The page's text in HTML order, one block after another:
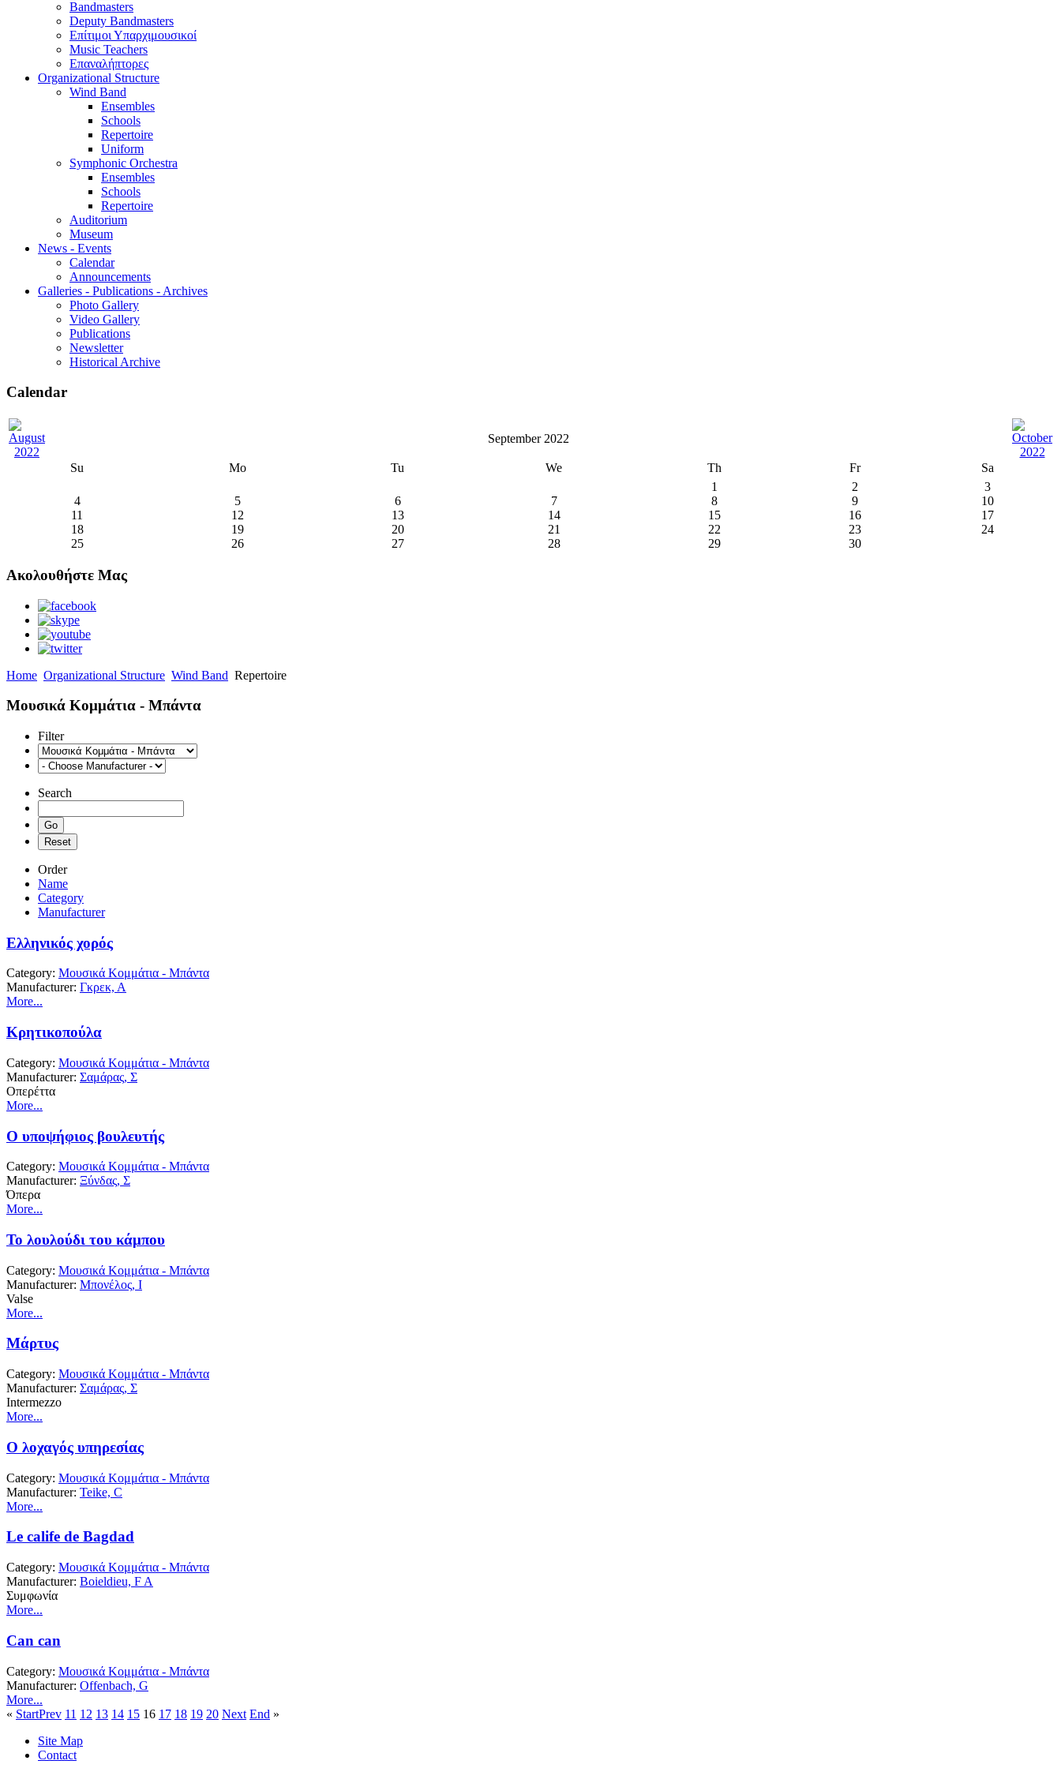
Bandmasters
Deputy Bandmasters
Επίτιμοι Υπαρχιμουσικοί
Music Teachers
Επαναλήπτορες
Organizational Structure
Wind Band
Ensembles
Schools
Repertoire
Uniform
Symphonic Orchestra
Ensembles
Schools
Repertoire
Auditorium
Museum
News - Events
Calendar
Announcements
Galleries - Publications - Archives
Photo Gallery
Video Gallery
Publications
Newsletter
Historical Archive
Calendar
September 2022
Su Mo Tu We Th Fr
Sa
1
2
3
4
5 6 7 8 9
10
11
12 13 14 15 16
17
18
19 20 21 22 23
24
25
26 27 28 29 30
Ακολουθήστε Μας
Home Organizational Structure Wind Band Repertoire
Μουσικά Κομμάτια - Μπάντα
Filter
Search
Order
Name
Category
Manufacturer
Ελληνικός χορός
Category: Μουσικά Κομμάτια - Μπάντα
Manufacturer: Γκρεκ, Α
More...
Κρητικοπούλα
Category: Μουσικά Κομμάτια - Μπάντα
Manufacturer: Σαμάρας, Σ
Οπερέττα
More...
Ο υποψήφιος βουλευτής
Category: Μουσικά Κομμάτια - Μπάντα
Manufacturer: Ξύνδας, Σ
Όπερα
More...
Το λουλούδι του κάμπου
Category: Μουσικά Κομμάτια - Μπάντα
Manufacturer: Μπονέλος, Ι
Valse
More...
Μάρτυς
Category: Μουσικά Κομμάτια - Μπάντα
Manufacturer: Σαμάρας, Σ
Intermezzo
More...
Ο λοχαγός υπηρεσίας
Category: Μουσικά Κομμάτια - Μπάντα
Manufacturer: Teike, C
More...
Le calife de Bagdad
Category: Μουσικά Κομμάτια - Μπάντα
Manufacturer: Boieldieu, F A
Συμφωνία
More...
Can can
Category: Μουσικά Κομμάτια - Μπάντα
Manufacturer: Offenbach, G
More...
« StartPrev 11 12 13 14 15 16 17 18 19 20 Next End »
Site Map
Contact